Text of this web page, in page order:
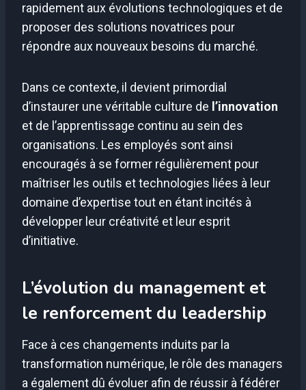
rapidement aux évolutions technologiques et de
proposer des solutions novatrices pour
répondre aux nouveaux besoins du marché.
Dans ce contexte, il devient primordial
d’instaurer une véritable culture de l’innovation
et de l’apprentissage continu au sein des
organisations. Les employés sont ainsi
encouragés à se former régulièrement pour
maîtriser les outils et technologies liées à leur
domaine d’expertise tout en étant incités à
développer leur créativité et leur esprit
d’initiative.
L’évolution du management et
le renforcement du leadership
Face à ces changements induits par la
transformation numérique, le rôle des managers
a également dû évoluer afin de réussir à fédérer